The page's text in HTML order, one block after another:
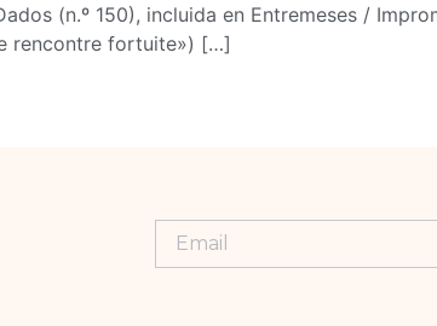
(n.º 150), incluida en Entremeses /
rencontre fortuite») […]
Lorem ipsum